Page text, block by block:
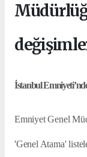
İstanbul
Emniyet Genel
'Genel Atama'